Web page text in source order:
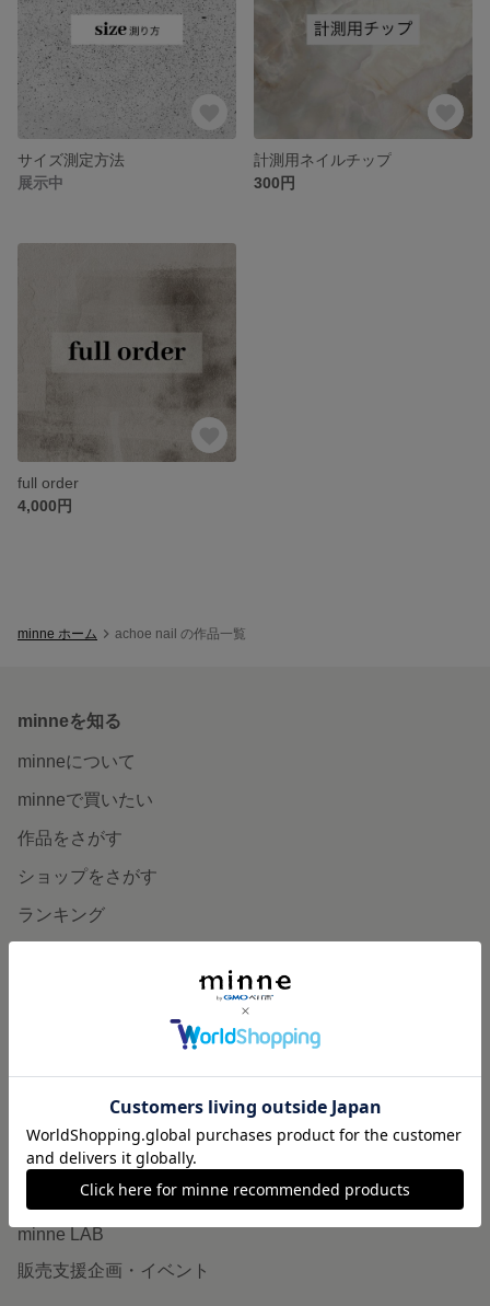
サイズ測定方法
展示中
計測用ネイルチップ
300円
full order
4,000円
minne ホーム achoe nail の作品一覧
minneを知る
minneについて
minneで買いたい
作品をさがす
ショップをさがす
ランキング
ダウンロード販売
minne PLUS
minne LAB
販売支援企画・イベント